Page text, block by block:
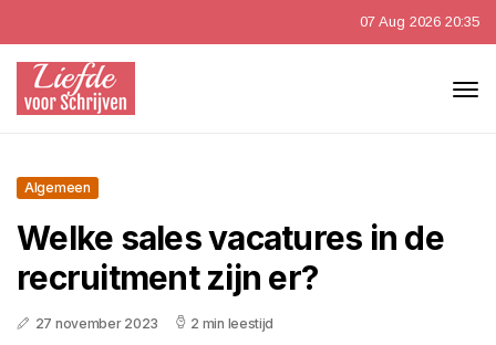
07 Aug 2026 20:35
Algemeen
Welke sales vacatures in de
recruitment zijn er?
27 november 2023 2 min leestijd